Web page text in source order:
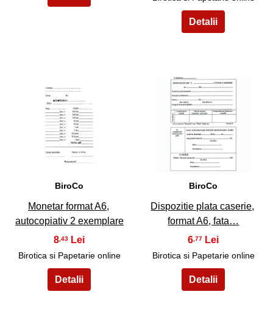
17
BiroCo
Monetar format A6,
autocopiativ 2 exemplare
8 ,43
Birotica si Papetarie online
18
BiroCo
Dispozitie plata caserie,
format A6, fata…
6 ,77
Birotica si Papetarie online